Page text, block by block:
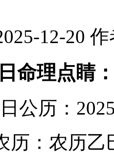
12-20 作
命理点睛
公历：
历：农历乙